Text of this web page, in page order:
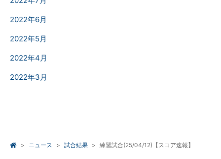
2022年6月
2022年5月
2022年4月
2022年3月
ニュース 試合結果 練習試合(25/04/12)【スコア速報】